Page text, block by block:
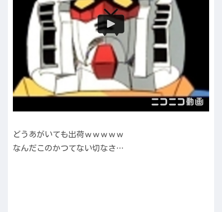
どうあがいても出荷ｗｗｗｗｗ
なんだこのかつてない切なさ…